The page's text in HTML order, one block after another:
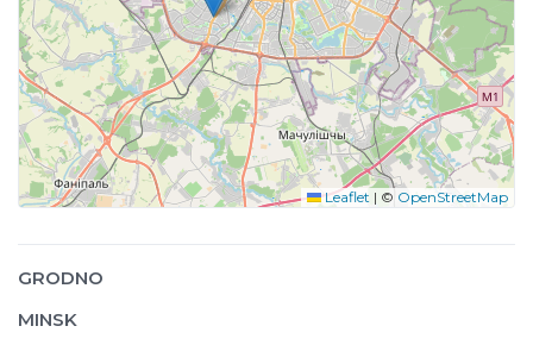
Leaflet | © OpenStreetMap
GRODNO
MINSK